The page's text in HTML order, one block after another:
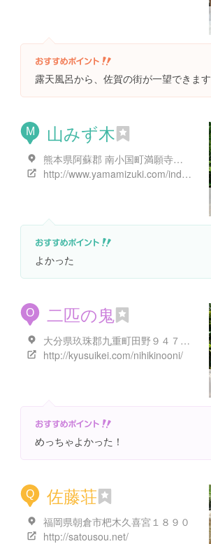
露天風呂から、佐賀の街が一望できます
M 山みず木
熊本県阿蘇郡 南小国町満願寺６３９２−２
http://www.yamamizuki.com/index.html
よかった
O 二匹の鬼
大分県玖珠郡九重町田野９４７-５
http://kyusuikei.com/nihikinooni/
めっちゃよかった！
Q 佐藤荘
福岡県朝倉市杷木久喜宮１８９０
http://satousou.net/